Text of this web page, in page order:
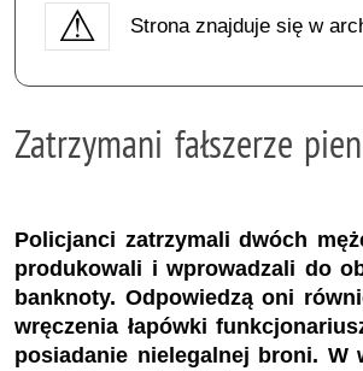
Strona znajduje się w
Zatrzymani fałszerze
Policjanci zatrzymali dwóch
produkowali i wprowadzali do
banknoty. Odpowiedzą oni
wręczenia łapówki
posiadanie nielegalnej broni. W